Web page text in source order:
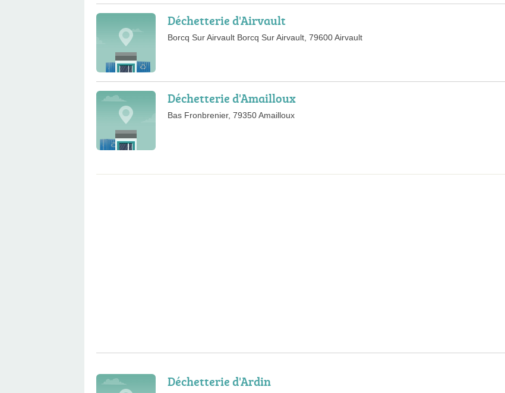
Déchetterie d'Airvault
Borcq Sur Airvault Borcq Sur Airvault, 79600 Airvault
Déchetterie d'Amailloux
Bas Fronbrenier, 79350 Amailloux
Déchetterie d'Ardin